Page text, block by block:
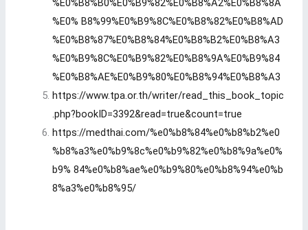
%E0%B8%B0%E0%B9%82%E0%B8%A2%E0%B8%8A
%E0% B8%99%E0%B9%8C%E0%B8%82%E0%B8%AD
%E0%B8%87%E0%B8%84%E0%B8%B2%E0%B8%A3
%E0%B9%8C%E0%B9%82%E0%B8%9A%E0%B9%84
%E0%B8%AE%E0%B9%80%E0%B8%94%E0%B8%A3
https://www.tpa.or.th/writer/read_this_book_topic
.php?bookID=3392&read=true&count=true
https://medthai.com/%e0%b8%84%e0%b8%b2%e0
%b8%a3%e0%b9%8c%e0%b9%82%e0%b8%9a%e0%
b9% 84%e0%b8%ae%e0%b9%80%e0%b8%94%e0%b
8%a3%e0%b8%95/